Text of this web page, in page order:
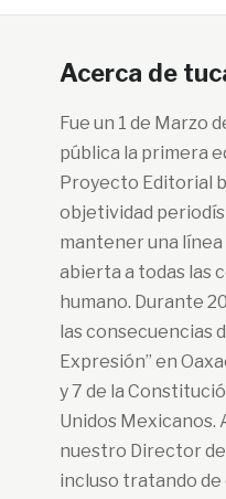
Acerca de
Fue un 1 de Marzo
pública la primera
Proyecto Editorial
objetividad
mantener una
abierta a todas las
humano. Durante
las consecuencias
Expresión” en
y 7 de la
Unidos
nuestro Director de
incluso tratando